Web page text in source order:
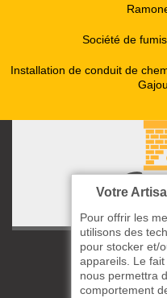
Société de
Installation de conduit de
05
Votre
Pour offrir les
utilisons des
pour stocker et/
appareils. Le
nous permettra
comportement